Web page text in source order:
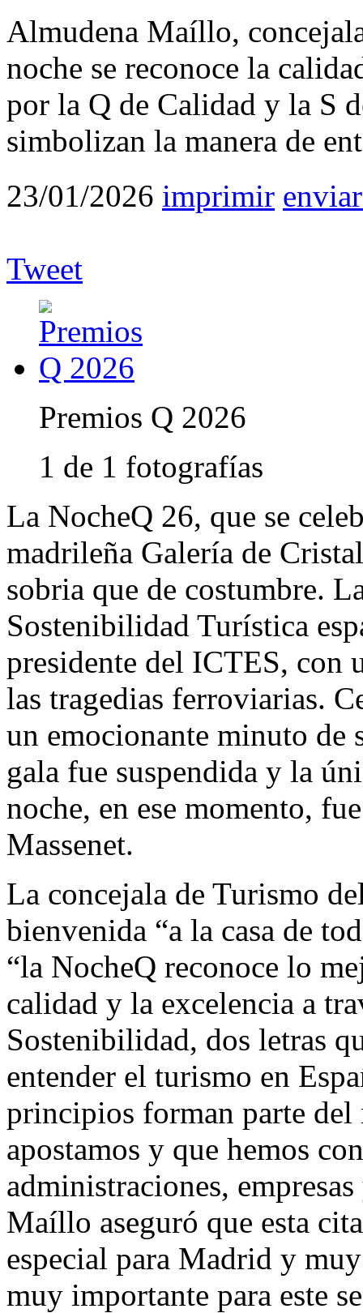
Almudena Maíllo,
noche se reconoce la
por la Q de Calidad y la S
simbolizan la manera de
23/01/2026 imprimir
Tweet
Premios Q 2026
1 de 1 fotografías
La NocheQ 26, que se
madrileña Galería de
sobria que de costumbre.
Sostenibilidad Turística
presidente del ICTES, con
las tragedias ferroviarias.
un emocionante minuto de
gala fue suspendida y la
noche, en ese momento,
Massenet.
La concejala de Turismo
bienvenida “a la casa de
“la NocheQ reconoce lo
calidad y la excelencia a
Sostenibilidad, dos letras
entender el turismo en
principios forman parte
apostamos y que hemos
administraciones,
Maíllo aseguró que esta
especial para Madrid y
muy importante para este